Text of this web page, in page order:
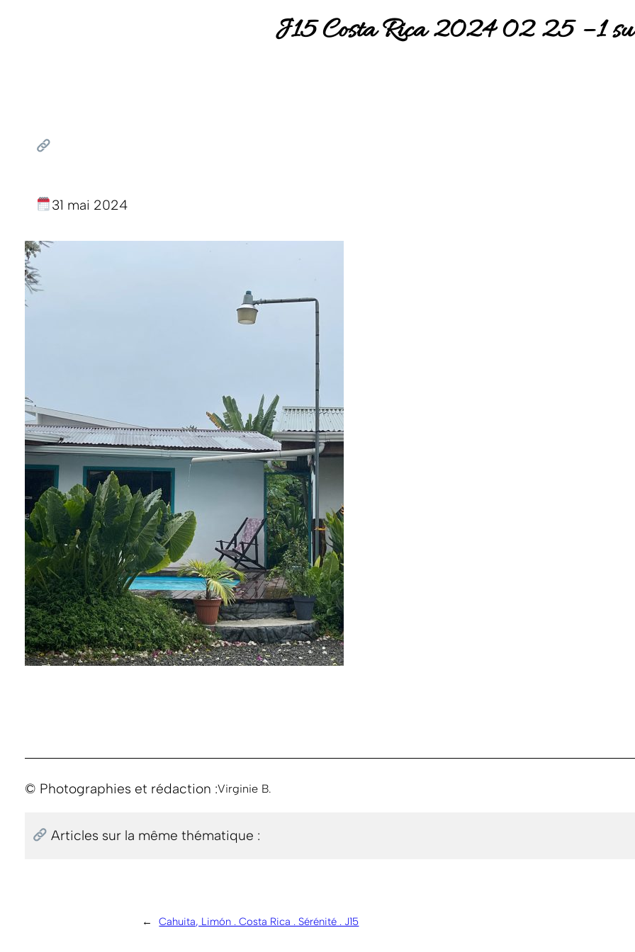
J15 Costa Rica 2024 02 25 – 1
31 mai 2024
© Photographies et rédaction :Virginie B.
Articles sur la même thématique :
← Cahuita, Limón . Costa Rica . Sérénité . J15